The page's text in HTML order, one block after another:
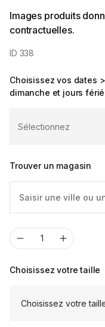
Images produits
contractuelles.
ID 338
Choisissez vos dates
dimanche et jours
Trouver un magasin
Choisissez votre taille